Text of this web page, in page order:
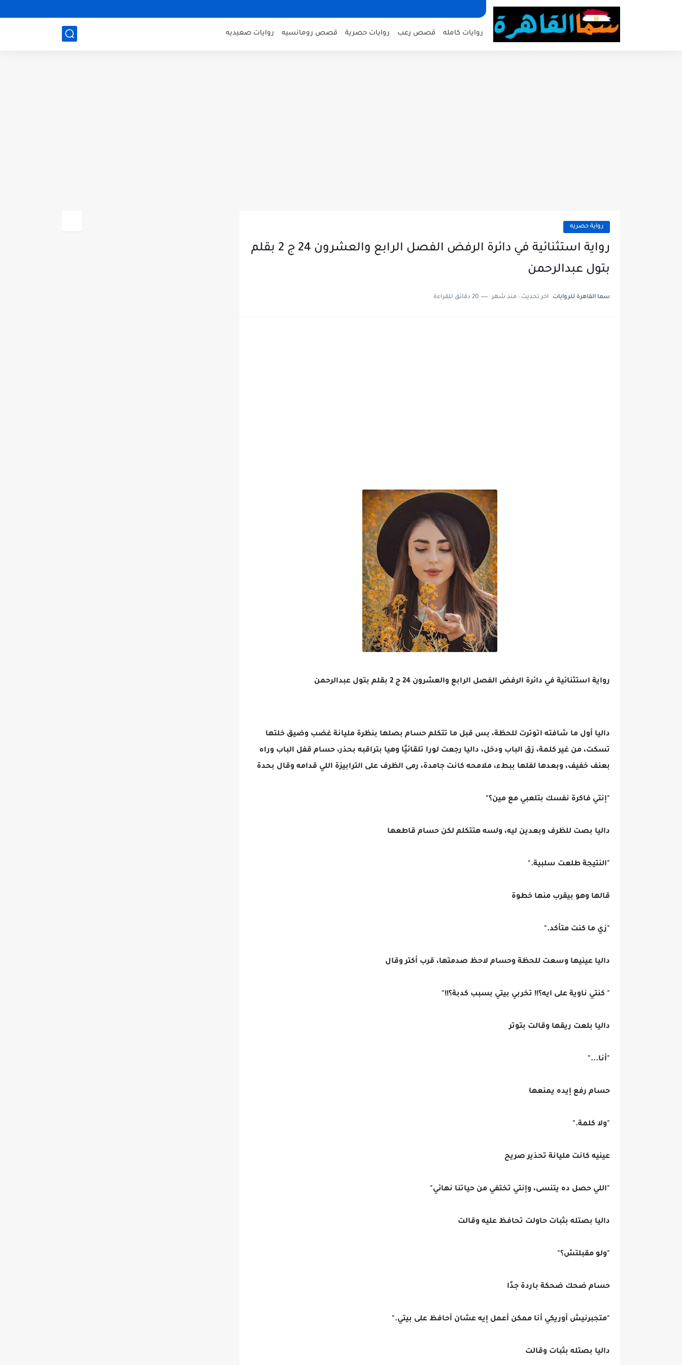
روايات كامله قصص رعب روايات حصرية قصص رومانسيه روايات صعيديه
رواية حصريه
رواية استثنائية في دائرة الرفض الفصل الرابع والعشرون 24 ج 2 بقلم
بتول عبدالرحمن
سما القاهرة للروايات اخر تحديث : منذ شهر 20 دقائق للقراءة
رواية استثنائية في دائرة الرفض الفصل الرابع والعشرون 24 ج 2 بقلم بتول عبدالرحمن
داليا أول ما شافته اتوترت للحظة، بس قبل ما تتكلم حسام بصلها بنظرة مليانة غضب وضيق خلتها
تسكت، من غير كلمة، زق الباب ودخل، داليا رجعت لورا تلقائيًا وهيا بتراقبه بحذر، حسام قفل الباب وراه
بعنف خفيف، وبعدها لفلها ببطء، ملامحه كانت جامدة، رمى الظرف على الترابيزة اللي قدامه وقال بحدة
"إنتي فاكرة نفسك بتلعبي مع مين؟"
داليا بصت للظرف وبعدين ليه، ولسه هتتكلم لكن حسام قاطعها
"النتيجة طلعت سلبية."
قالها وهو بيقرب منها خطوة
"زي ما كنت متأكد."
داليا عينيها وسعت للحظة وحسام لاحظ صدمتها، قرب أكتر وقال
" كنتي ناوية على ايه؟!! تخربي بيتي بسبب كدبة؟!!"
داليا بلعت ريقها وقالت بتوتر
"أنا..."
حسام رفع إيده يمنعها
"ولا كلمة."
عينيه كانت مليانة تحذير صريح
"اللي حصل ده يتنسى، وإنتي تختفي من حياتنا نهائي"
داليا بصتله بثبات حاولت تحافظ عليه وقالت
"ولو مقبلتش؟"
حسام ضحك ضحكة باردة جدًا
"متجبرنيش أوريكي أنا ممكن أعمل إيه عشان أحافظ على بيتي."
داليا بصتله بثبات وقالت